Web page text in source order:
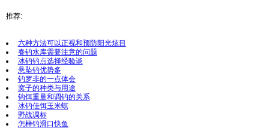
推荐:
六种方法可以正视和预防阳光炫目
春钓水库需要注意的问题
冰钓钓点选择经验谈
悬坠钓优势多
钓罗非的一点体会
窝子的种类与用途
钩饵重量和调钓的关系
冰钓佳饵玉米螟
野战调标
怎样钓滑口快鱼